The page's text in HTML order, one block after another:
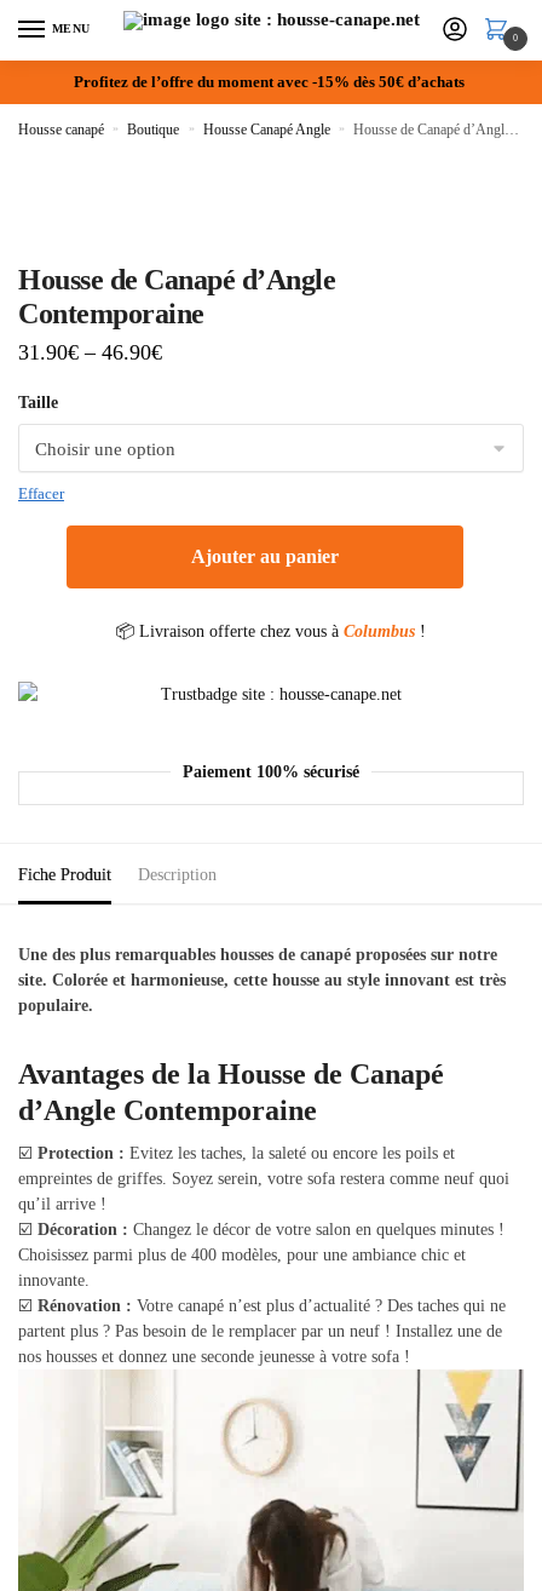
MENU
0
Profitez de l’offre du moment avec -15% dès 50€ d’achats
Housse canapé » Boutique » Housse Canapé Angle » Housse de Canapé d’Angle Contemporaine
Housse de Canapé d’Angle
Contemporaine
31.90€ – 46.90€
Taille
Effacer
Ajouter au panier
📦 Livraison offerte chez vous à Columbus !
Paiement 100% sécurisé
Fiche Produit Description
Une des plus remarquables housses de canapé proposées sur notre
site. Colorée et harmonieuse, cette housse au style innovant est très
populaire.
Avantages de la Housse de Canapé
d’Angle Contemporaine
☑️ Protection : Evitez les taches, la saleté ou encore les poils et
empreintes de griffes. Soyez serein, votre sofa restera comme neuf quoi
qu’il arrive !
☑️ Décoration : Changez le décor de votre salon en quelques minutes !
Choisissez parmi plus de 400 modèles, pour une ambiance chic et
innovante.
☑️ Rénovation : Votre canapé n’est plus d’actualité ? Des taches qui ne
partent plus ? Pas besoin de le remplacer par un neuf ! Installez une de
nos housses et donnez une seconde jeunesse à votre sofa !